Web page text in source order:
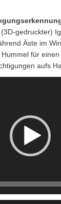
(3D-gedruckter)
Äste im
für
aufs